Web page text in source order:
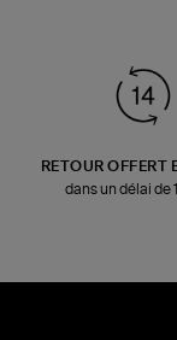
RETOUR OFFERT
dans un délai de